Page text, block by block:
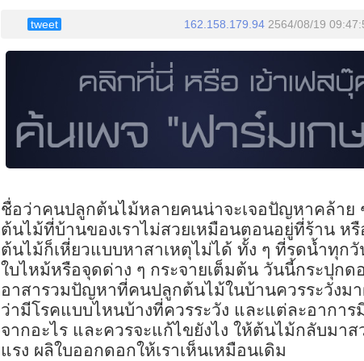
tweet 162.158.179.94 2564/08/19
ชื่อว่าคนปลูกต้นไม้หลายคนน่าจะเจอปัญหาคล้าย
ต้นไม้ที่บ้านของเราไม่สวยเหมือนตอนอยู่ที่ร้าน หรื
ต้นไม้ก็เหี่ยวแบบหาสาเหตุไม่ได้ ทั้ง ๆ ที่รดน้ำทุกวั
ใบไหม้หรือจุดด่าง ๆ กระจายเต็มต้น วันนี้กระปุก
อาสารวมปัญหาที่คนปลูกต้นไม้ในบ้านควรระวังม
ว่ามีโรคแบบไหนบ้างที่ควรระวัง และแต่ละอาการ
จากอะไร และควรจะแก้ไขยังไง ให้ต้นไม้กลับมาส
แรง ผลิใบออกดอกให้เราเห็นเหมือนเดิม